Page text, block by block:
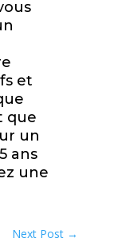
et
que
un
ans
une
Next Post →